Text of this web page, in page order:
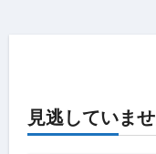
見逃していま